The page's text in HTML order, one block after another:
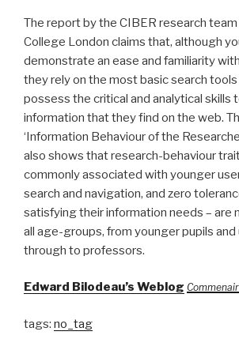
The report by the CIBER research
College London claims that, although
demonstrate an ease and familiarity
they rely on the most basic search
possess the critical and analytical skills
information that they find on the web.
‘Information Behaviour of the
also shows that research-behaviour
commonly associated with younger
search and navigation, and zero
satisfying their information needs – are
all age-groups, from younger pupils
through to professors.
Edward Bilodeau’s Weblog
tags: no_tag